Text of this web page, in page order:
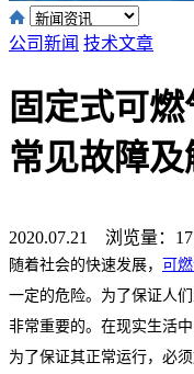
公司新闻 技术文章
固定式可
常见故障
2020.07.21 浏览量：
随着社会的快速发展， 可
一定的危险。为了保证人
非常重要的。在现实生活中
为了保证其正常运行，必